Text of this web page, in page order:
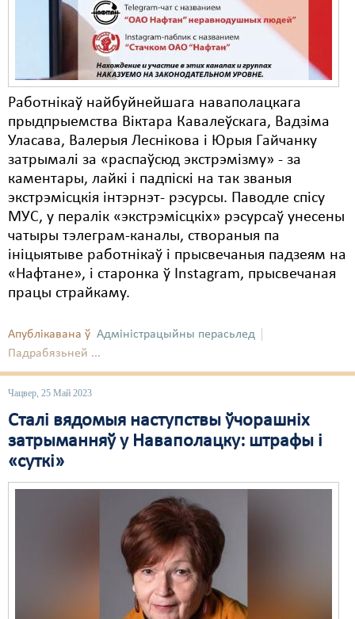
Работнікаў найбуйнейшага наваполацкага
прыдпрыемства Віктара Кавалеўскага, Вадзіма
Уласава, Валерыя Леснікова і Юрыя Гайчанку
затрымалі за «распаўсюд экстрэмізму» - за
каментары, лайкі і падпіскі на так званыя
экстрэмісцкія інтэрнэт- рэсурсы. Паводле спісу
МУС, у пералік «экстрэмісцкіх» рэсурсаў унесены
чатыры тэлеграм-каналы, створаныя па
ініцыятыве работнікаў і прысвечаныя падзеям на
«Нафтане», і старонка ў Instagram, прысвечаная
працы страйкаму.
Апублікавана ў Адміністрацыйны перасьлед
Падрабязьней ...
Чацвер, 25 Май 2023
Сталі вядомыя наступствы ўчорашніх
затрыманняў у Наваполацку: штрафы і
«суткі»